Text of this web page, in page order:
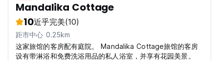
Mandalika Cottage
10近乎完美(10)
距市中心 0.25km
这家旅馆的客房配有庭院。 Mandalika Cottage旅馆的客房
设有带淋浴和免费洗浴用品的私人浴室，并享有花园美景。